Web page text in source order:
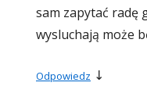
sam zapytać radę
wysluchają może
Odpowiedz ↓